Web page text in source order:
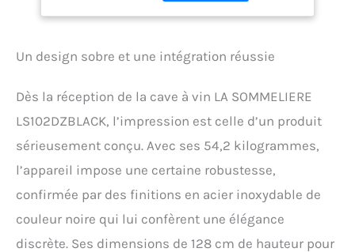
organisation flexible sur
frontons bois. Design All
vitrée anti-UV pour une
protection élégante contre
et pieds réglables pour
une installation adaptée à
LED blanc froid pour
sublimer la collection
Un design sobre et une intégration réussie
Dès la réception de la cave à vin LA SOMMELIERE
LS102DZBLACK, l’impression est celle d’un produit
sérieusement conçu. Avec ses 54,2 kilogrammes,
l’appareil impose une certaine robustesse,
confirmée par des finitions en acier inoxydable de
couleur noire qui lui confèrent une élégance
discrète. Ses dimensions de 128 cm de hauteur pour